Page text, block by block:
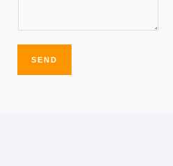
SEND